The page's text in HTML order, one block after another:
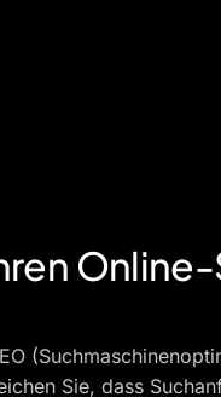
Sie, dass